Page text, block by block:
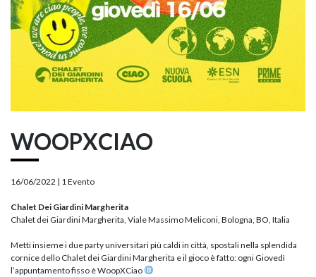
WOOPXCIAO
16/06/2022 | 1 Evento
Chalet Dei Giardini Margherita
Chalet dei Giardini Margherita, Viale Massimo Meliconi, Bologna, BO, Italia
Metti insieme i due party universitari più caldi in città, spostali nella splendida
cornice dello Chalet dei Giardini Margherita e il gioco è fatto: ogni Giovedì
l’appuntamento fisso è WoopXCiao